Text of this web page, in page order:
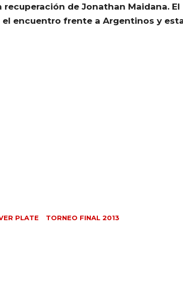
de Jonathan Maidana. El
encuentro frente a Argentinos y
PLATE TORNEO FINAL 2013